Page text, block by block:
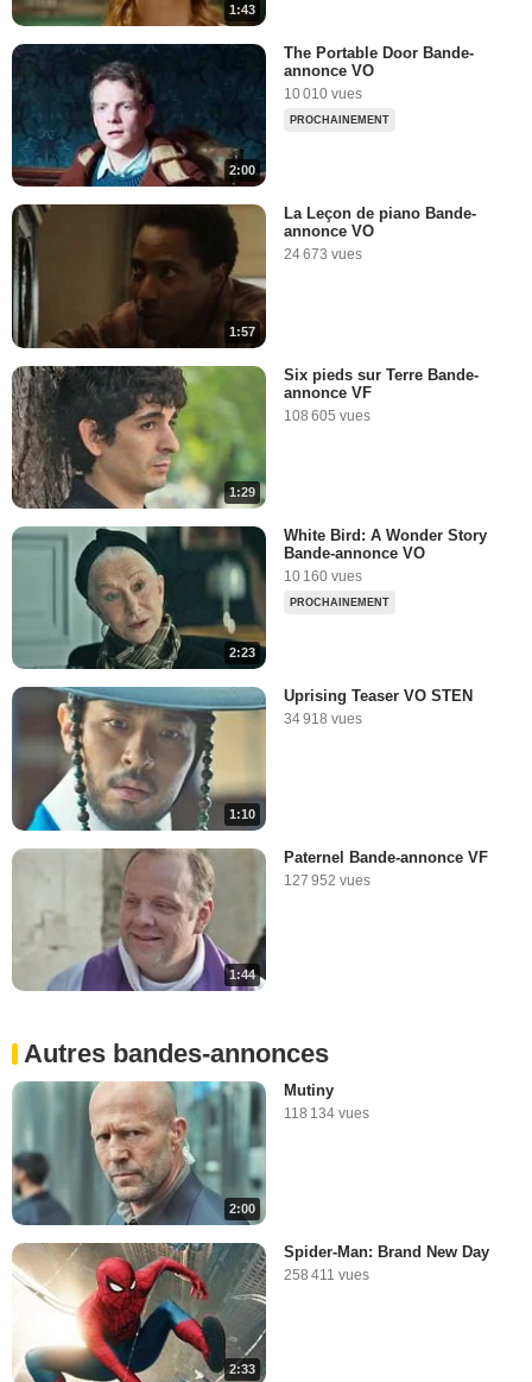
1:43
2:00
The Portable Door Bande-
annonce VO
10 010 vues
PROCHAINEMENT
1:57
La Leçon de piano Bande-
annonce VO
24 673 vues
1:29
Six pieds sur Terre Bande-
annonce VF
108 605 vues
2:23
White Bird: A Wonder Story
Bande-annonce VO
10 160 vues
PROCHAINEMENT
1:10
Uprising Teaser VO STEN
34 918 vues
1:44
Paternel Bande-annonce VF
127 952 vues
Autres bandes-annonces
2:00
Mutiny
118 134 vues
2:33
Spider-Man: Brand New Day
258 411 vues